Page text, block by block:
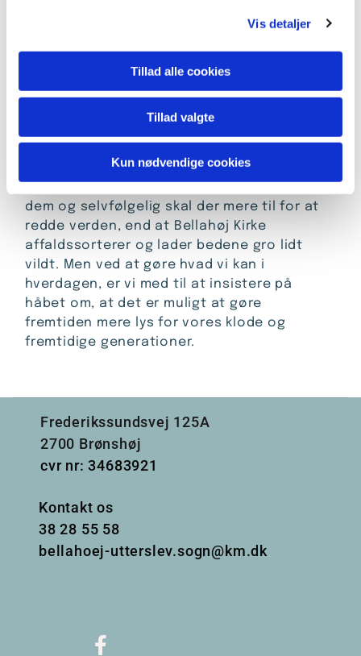
Vis detaljer
Tillad alle cookies
Tillad valgte
Kun nødvendige cookies
mobiltelefoner – ting vi måske ellers ville
smide væk, men som faktisk kan bruges til
gavn for f.eks. befolkninger i verdens
fattige områder.
Vi vil gerne sørge for at disse indsamlede
dem og selvfølgelig skal der mere til for at
redde verden, end at Bellahøj Kirke
affaldssorterer og lader bedene gro lidt
vildt. Men ved at gøre hvad vi kan i
hverdagen, er vi med til at insistere på
håbet om, at det er muligt at gøre
fremtiden mere lys for vores klode og
fremtidige generationer.
Frederikssundsvej 125A
2700 Brønshøj
cvr nr: 34683921
Kontakt os
38 28 55 58
bellahoej-utterslev.sogn@km.dk